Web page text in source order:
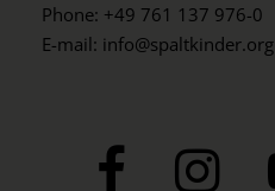
Phone: +49 761 137 976-0
E-mail: info@spaltkinder.org